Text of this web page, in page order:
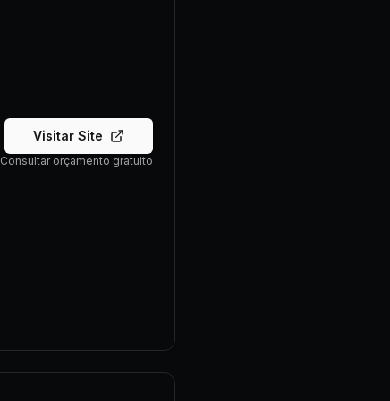
Visitar Site
Consultar orçamento gratuito